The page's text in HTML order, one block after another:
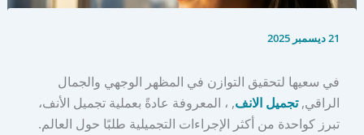
21 ديسمبر 2025
في سعيها لتحقيق التوازن في المظهر الوجهي والجمال
الراقي,تجميل الانف, ، المعروفة عادةً بعملية تجميل الأنف،
تبرز كواحدة من أكثر الإجراءات التجميلية طلبًا حول العالم.